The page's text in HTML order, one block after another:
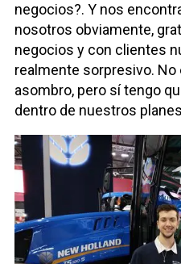
negocios?. Y nos
nosotros obviamente,
negocios y con clientes
realmente sorpresivo. No
asombro, pero sí tengo
dentro de nuestros